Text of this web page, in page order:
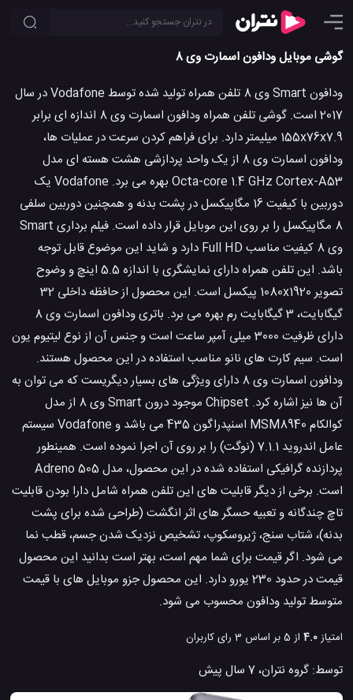
گوشی موبایل ودافون اسمارت وی 8
ودافون Smart وی 8 تلفن همراه تولید شده توسط Vodafone در سال
2017 است. گوشی تلفن همراه ودافون اسمارت وی 8 اندازه ای برابر
155x76x7.9 میلیمتر دارد. برای فراهم کردن سرعت در عملیات ها،
ودافون اسمارت وی 8 از یک واحد پردازشی هشت هسته ای مدل
Octa-core 1.4 GHz Cortex-A53 بهره می برد. Vodafone یک
دوربین با کیفیت 16 مگاپیکسل در پشت بدنه و همچنین دوربین سلفی
8 مگاپیکسل را بر روی این موبایل قرار داده است. فیلم برداری Smart
وی 8 کیفیت مناسب Full HD دارد و شاید این موضوع قابل توجه
باشد. این تلفن همراه دارای نمایشگری با اندازه 5.5 اینچ و وضوح
تصویر 1080x1920 پیکسل است. این محصول از حافظه داخلی 32
گیگابایت، 3 گیگابایت رم بهره می برد. باتری ودافون اسمارت وی 8
دارای ظرفیت 3000 میلی آمپر ساعت است و جنس آن از نوع لیتیوم یون
است. سیم کارت های نانو مناسب استفاده در این محصول هستند.
ودافون اسمارت وی 8 دارای ویژگی های بسیار دیگریست که می توان به
آن ها نیز اشاره کرد. Chipset موجود درون Smart وی 8 از مدل
کوالکام MSM8940 اسنپدراگون 435 می باشد و Vodafone سیستم
عامل اندروید 7.1.1 (نوگت) را بر روی آن اجرا نموده است. همینطور
پردازنده گرافیکی استفاده شده در این محصول، مدل Adreno 505
است. برخی از دیگر قابلیت های این تلفن همراه شامل دارا بودن قابلیت
تاچ چندگانه و تعبیه حسگر های اثر انگشت (طراحی شده برای پشت
بدنه)، شتاب سنج، ژیروسکوپ، تشخیص نزدیک شدن جسم، قطب نما
می شود. اگر قیمت برای شما مهم است، بهتر است بدانید این محصول
قیمت در حدود 230 یورو دارد. این محصول جزو موبایل های با قیمت
متوسط تولید ودافون محسوب می شود.
امتیاز4.0 از 5 بر اساس 3 رای کاربران
توسط: گروه نتران، 7 سال پیش